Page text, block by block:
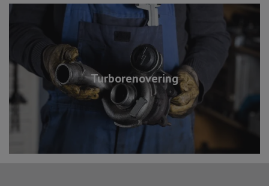
Turborenovering